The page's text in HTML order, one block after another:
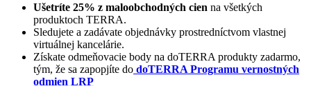
Ušetríte 25% z maloobchodných cien na všetkých
produktoch TERRA.
Sledujete a zadávate objednávky prostredníctvom vlastnej
virtuálnej kancelárie.
Získate odmeňovacie body na doTERRA produkty zadarmo,
tým, že sa zapopjíte do doTERRA Programu vernostných
odmien LRP